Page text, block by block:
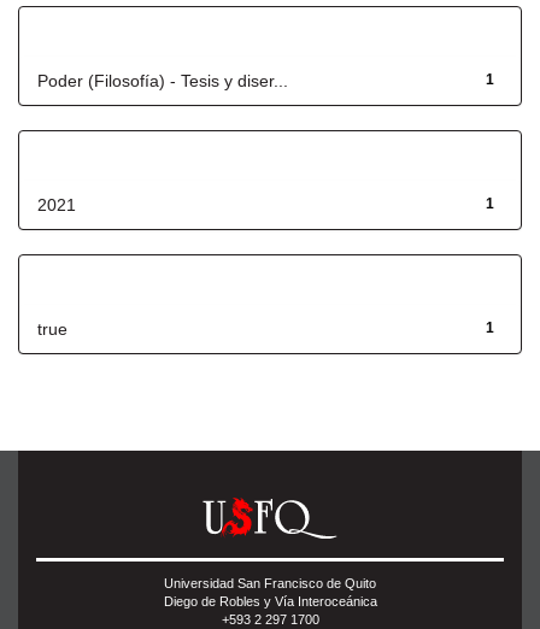
1
Poder (Filosofía) - Tesis y diser...
1
2021
1
true
Universidad San Francisco de Quito
Diego de Robles y Vía Interoceánica
+593 2 297 1700